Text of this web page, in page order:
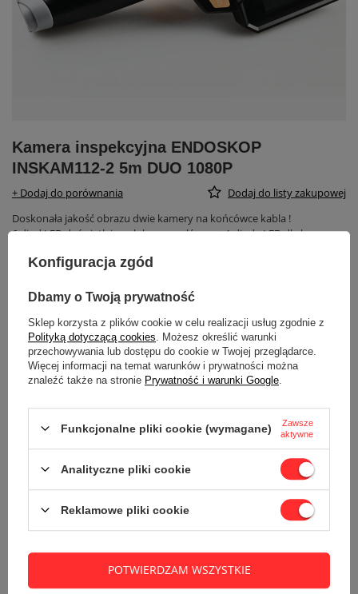
Kamera inspekcyjna ENDOSKOP
INSKAM112-2 5m DUO 1080P
+ Dodaj do porównania
Dodaj do listy zakupowej
Doskonała jakość obrazu dwie kamery na końcówce kabla !
6 diod LED doświetlających kamerę główną + 1 dioda LED dla kamery
Wysyłkaw poniedziałek Sprawdź czasy i koszty wysyłki
489,00 zł brutto/szt.
- + DODAJ DO KOSZYKA
Sprawdź, w którym sklepie obejrzysz i kupisz od ręki
Bezpieczne zakupy
Odroczone płatności . Kup teraz, zapłać za 30 dni, jeżeli nie
zwrócisz
Konfiguracja zgód
Dbamy o Twoją prywatność
Sklep korzysta z plików cookie w celu realizacji usług zgodnie z
Polityką dotyczącą cookies . Możesz określić warunki
przechowywania lub dostępu do cookie w Twojej przeglądarce.
Więcej informacji na temat warunków i prywatności można
znaleźć także na stronie Prywatność i warunki Google
Funkcjonalne pliki cookie (wymagane)
Zawsze
aktywne
Analityczne pliki cookie
Reklamowe pliki cookie
POTWIERDZAM WSZYSTKIE